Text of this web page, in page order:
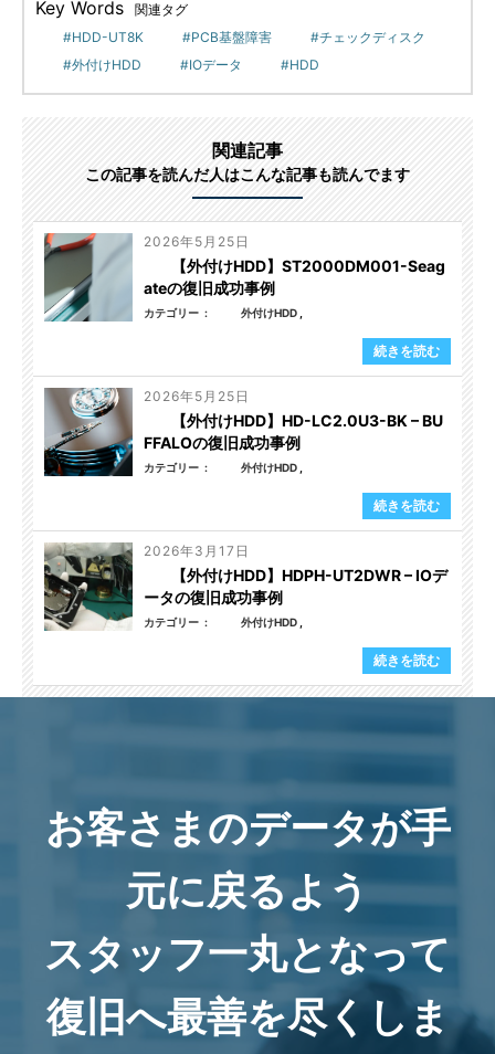
Key Words
関連タグ
HDD-UT8K
PCB基盤障害
チェックディスク
外付けHDD
IOデータ HDD
関連記事
この記事を読んだ人はこんな記事も読んでます
2026年5月25日
【外付けHDD】ST2000DM001-Seag
ateの復旧成功事例
カテゴリー 外付けHDD
続きを読む
2026年5月25日
【外付けHDD】HD-LC2.0U3-BK – BU
FFALOの復旧成功事例
カテゴリー 外付けHDD
続きを読む
2026年3月17日
【外付けHDD】HDPH-UT2DWR – IOデ
ータの復旧成功事例
カテゴリー 外付けHDD
続きを読む
お客さまのデータが手
元に戻るよう
スタッフ一丸となって
復旧へ最善を尽くしま